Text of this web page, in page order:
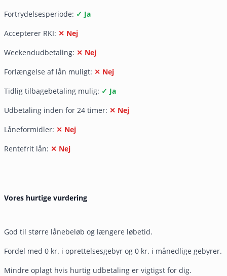
Fortrydelsesperiode: ✓ Ja
Accepterer RKI: ✕ Nej
Weekendudbetaling: ✕ Nej
Forlængelse af lån muligt: ✕ Nej
Tidlig tilbagebetaling mulig: ✓ Ja
Udbetaling inden for 24 timer: ✕ Nej
Låneformidler: ✕ Nej
Rentefrit lån: ✕ Nej
Vores hurtige vurdering
God til større lånebeløb og længere løbetid.
Fordel med 0 kr. i oprettelsesgebyr og 0 kr. i månedlige gebyrer.
Mindre oplagt hvis hurtig udbetaling er vigtigst for dig.